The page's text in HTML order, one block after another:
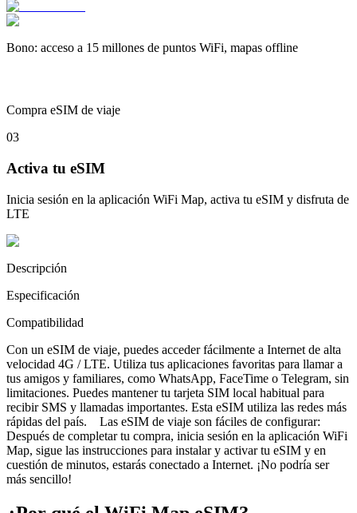
Bono: acceso a 15 millones de puntos WiFi, mapas offline
Compra eSIM de viaje
03
Activa tu eSIM
Inicia sesión en la aplicación WiFi Map, activa tu eSIM y disfruta de
LTE
Descripción
Especificación
Compatibilidad
Con un eSIM de viaje, puedes acceder fácilmente a Internet de alta
velocidad 4G / LTE. Utiliza tus aplicaciones favoritas para llamar a
tus amigos y familiares, como WhatsApp, FaceTime o Telegram, sin
limitaciones. Puedes mantener tu tarjeta SIM local habitual para
recibir SMS y llamadas importantes. Esta eSIM utiliza las redes más
rápidas del país. Las eSIM de viaje son fáciles de configurar:
Después de completar tu compra, inicia sesión en la aplicación WiFi
Map, sigue las instrucciones para instalar y activar tu eSIM y en
cuestión de minutos, estarás conectado a Internet. ¡No podría ser
más sencillo!